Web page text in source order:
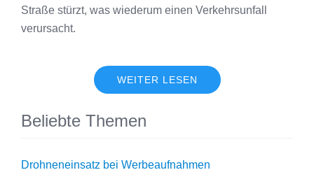
Straße stürzt, was wiederum einen Verkehrsunfall
verursacht.
WEITER LESEN
Beliebte Themen
Drohneneinsatz bei Werbeaufnahmen